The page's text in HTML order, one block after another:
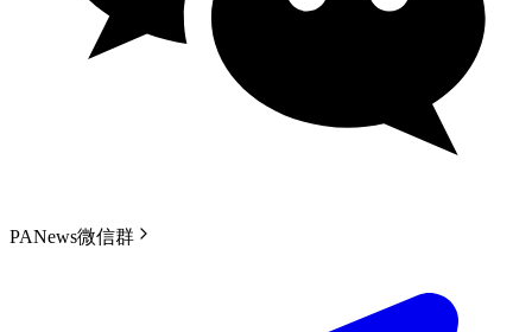
PANews微信群